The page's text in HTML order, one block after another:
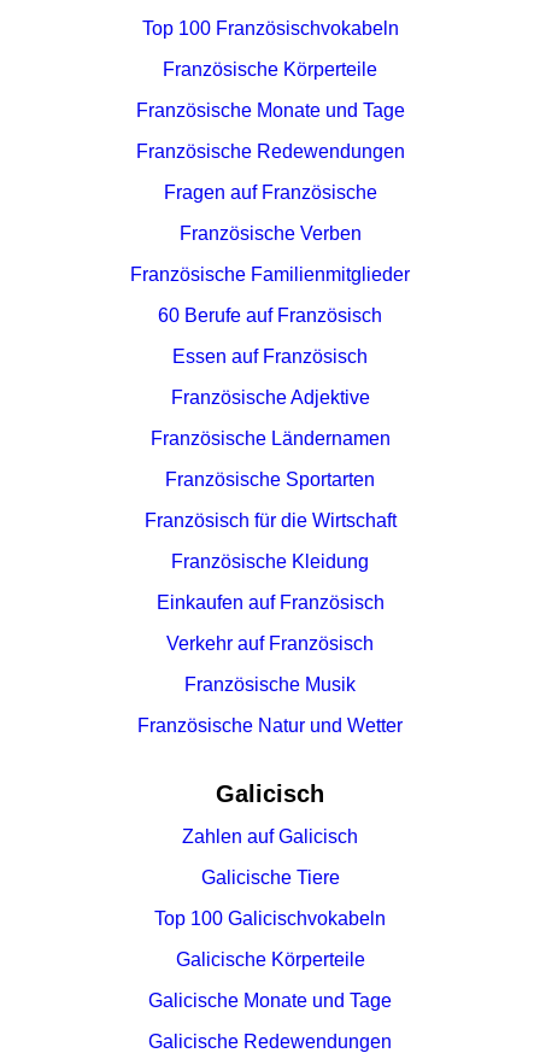
Top 100 Französischvokabeln
Französische Körperteile
Französische Monate und Tage
Französische Redewendungen
Fragen auf Französische
Französische Verben
Französische Familienmitglieder
60 Berufe auf Französisch
Essen auf Französisch
Französische Adjektive
Französische Ländernamen
Französische Sportarten
Französisch für die Wirtschaft
Französische Kleidung
Einkaufen auf Französisch
Verkehr auf Französisch
Französische Musik
Französische Natur und Wetter
Galicisch
Zahlen auf Galicisch
Galicische Tiere
Top 100 Galicischvokabeln
Galicische Körperteile
Galicische Monate und Tage
Galicische Redewendungen